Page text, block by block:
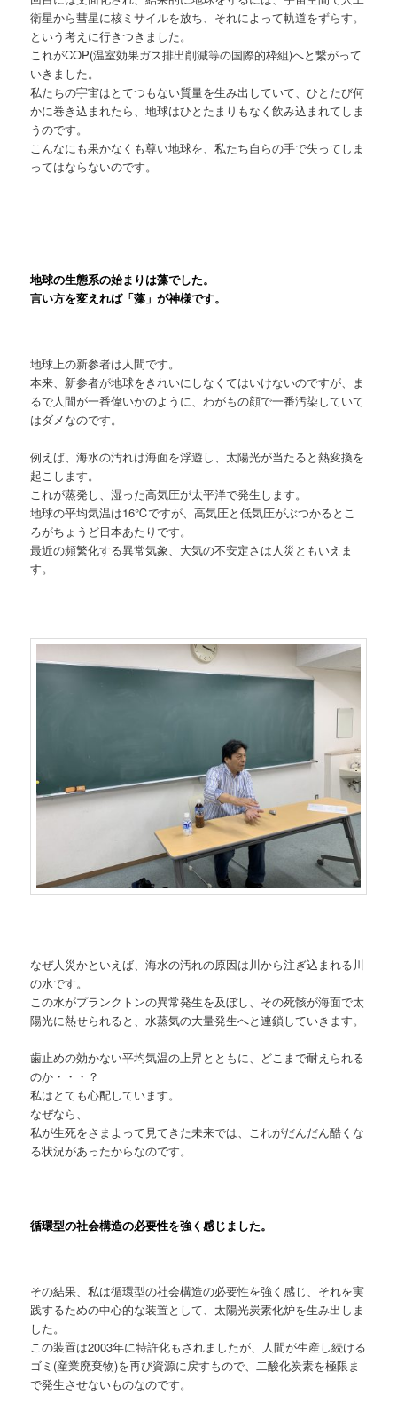
衛星から彗星に核ミサイルを放ち、それによって軌道をずらす。
という考えに行きつきました。
これがCOP(温室効果ガス排出削減等の国際的枠組)へと繋がって
いきました。
私たちの宇宙はとてつもない質量を生み出していて、ひとたび何
かに巻き込まれたら、地球はひとたまりもなく飲み込まれてしま
うのです。
こんなにも果かなくも尊い地球を、私たち自らの手で失ってしま
ってはならないのです。
地球の生態系の始まりは藻でした。
言い方を変えれば「藻」が神様です。
地球上の新参者は人間です。
本来、新参者が地球をきれいにしなくてはいけないのですが、ま
るで人間が一番偉いかのように、わがもの顔で一番汚染していて
はダメなのです。
例えば、海水の汚れは海面を浮遊し、太陽光が当たると熱変換を
起こします。
これが蒸発し、湿った高気圧が太平洋で発生します。
地球の平均気温は16℃ですが、高気圧と低気圧がぶつかるとこ
ろがちょうど日本あたりです。
最近の頻繁化する異常気象、大気の不安定さは人災ともいえま
す。
なぜ人災かといえば、海水の汚れの原因は川から注ぎ込まれる川
の水です。
この水がプランクトンの異常発生を及ぼし、その死骸が海面で太
陽光に熱せられると、水蒸気の大量発生へと連鎖していきます。
歯止めの効かない平均気温の上昇とともに、どこまで耐えられる
のか・・・？
私はとても心配しています。
なぜなら、
私が生死をさまよって見てきた未来では、これがだんだん酷くな
る状況があったからなのです。
循環型の社会構造の必要性を強く感じました。
その結果、私は循環型の社会構造の必要性を強く感じ、それを実
践するための中心的な装置として、太陽光炭素化炉を生み出しま
した。
この装置は2003年に特許化もされましたが、人間が生産し続ける
ゴミ(産業廃棄物)を再び資源に戻すもので、二酸化炭素を極限ま
で発生させないものなのです。